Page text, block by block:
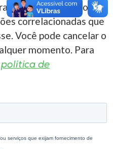
entrar em contato
correlacionadas que
Você pode cancelar o
momento. Para
política de